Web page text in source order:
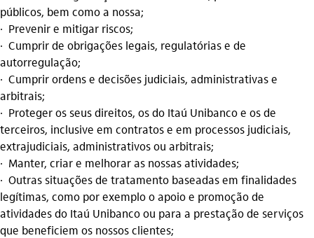
públicos, bem como a nossa;
· Prevenir e mitigar riscos;
· Cumprir de obrigações legais, regulatórias e de
autorregulação;
· Cumprir ordens e decisões judiciais, administrativas e
arbitrais;
· Proteger os seus direitos, os do Itaú Unibanco e os de
terceiros, inclusive em contratos e em processos judiciais,
extrajudiciais, administrativos ou arbitrais;
· Manter, criar e melhorar as nossas atividades;
· Outras situações de tratamento baseadas em finalidades
legítimas, como por exemplo o apoio e promoção de
atividades do Itaú Unibanco ou para a prestação de serviços
que beneficiem os nossos clientes;